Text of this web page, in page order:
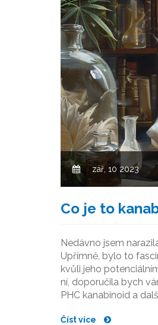
zář, 10 2023
Co je to
Nedávno jsem
Upřímně, bylo to
kvůli jeho
ní, doporučila bych
PHC kanabinoid a
Číst více